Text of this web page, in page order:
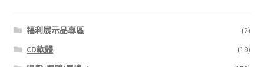
福利展示品專區
(2)
CD軟體
(19)